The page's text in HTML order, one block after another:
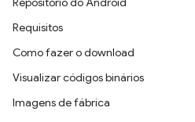
Requisitos
Como fazer o download
Visualizar códigos binários
Imagens de fábrica